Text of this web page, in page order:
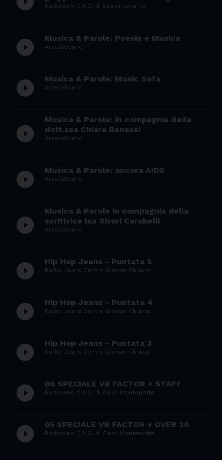
Radioweb C.A.G. di Sestri Levante
play_circle_filled Musica & Parole: Poesia e Musica
ArzelàSound
play_circle_filled Musica & Parole: Music Sofa
ArzelàSound
play_circle_filled
Musica & Parole: in compagnia della
dott.ssa Chiara Benassi
ArzelàSound
play_circle_filled Musica & Parole: ancora AIDS
ArzelàSound
play_circle_filled
Musica & Parole in compagnia della
scrittrice Isa Sivori Carabelli
ArzelàSound
play_circle_filled Hip Hop Jeans - Puntata 5
Radio Jeans Centro Giovani Chiavari
play_circle_filled Hip Hop Jeans - Puntata 4
Radio Jeans Centro Giovani Chiavari
play_circle_filled Hip Hop Jeans - Puntata 3
Radio Jeans Centro Giovani Chiavari
play_circle_filled 06 SPECIALE VB FACTOR + STAFF
Radioweb C.A.G. di Cairo Montenotte
play_circle_filled 05 SPECIALE VB FACTOR + OVER 30
Radioweb C.A.G. di Cairo Montenotte